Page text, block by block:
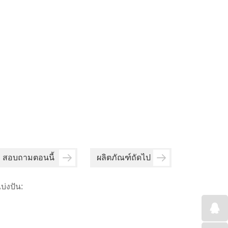
สอบถามตอนนี้ ผลิตภัณฑ์ถัดไป
งปัน: